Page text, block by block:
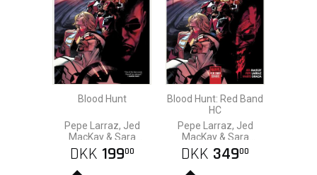
Blood Hunt
Pepe Larraz, Jed
MacKay & Sara
Pichelli
DKK 19900
Blood Hunt: Red Band
HC
Pepe Larraz, Jed
MacKay & Sara
Pichelli
DKK 34900